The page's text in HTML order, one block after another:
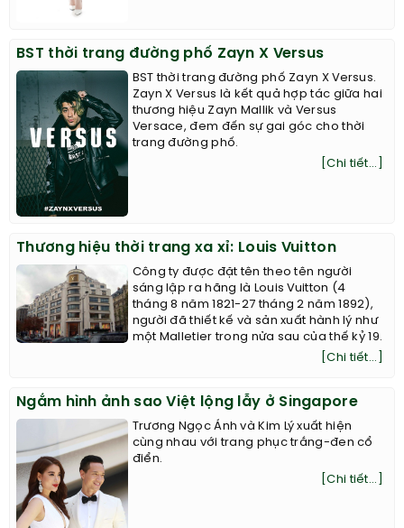
BST thời trang đường phố Zayn X Versus
BST thời trang đường phố Zayn X Versus.
Zayn X Versus là kết quả hợp tác giữa hai
thương hiệu Zayn Mallik và Versus
Versace, đem đến sự gai góc cho thời
trang đường phố.
[Chi tiết...]
Thương hiệu thời trang xa xỉ: Louis Vuitton
Công ty được đặt tên theo tên người
sáng lập ra hãng là Louis Vuitton (4
tháng 8 năm 1821-27 tháng 2 năm 1892),
người đã thiết kế và sản xuất hành lý như
một Malletier trong nửa sau của thế kỷ 19.
[Chi tiết...]
Ngắm hình ảnh sao Việt lộng lẫy ở Singapore
Trương Ngọc Ánh và Kim Lý xuất hiện
cùng nhau với trang phục trắng-đen cổ
điển.
[Chi tiết...]